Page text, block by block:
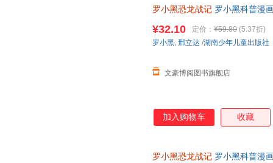
罗小黑恐龙战记 罗小黑科普漫
知识点。搭配化石实景指南，
前冒险之旅吧。
¥32.10 定价： ¥59.80 (5.37折)
文豪博阅图书旗舰店
罗小黑, 邢立达 /湖南少年儿童出版社
加入购物车 收藏
罗小黑恐龙战记 罗小黑科普漫